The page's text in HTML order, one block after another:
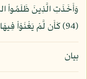
وَأَخَذَتِ الَّذِينَ ظَلَمُواْ
(94) كَأَن لَّمْ يَغْنَوْاْ فِيهَا أَلاَ بُعْدًا لِّمَدْيَنَ كَمَا بَعِدَتْ ثَمُودُ (95)
بيان